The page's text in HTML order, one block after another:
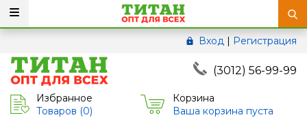
Вход | Регистрация
(3012) 56-99-99
Избранное
Товаров (0)
Корзина
Ваша корзина пуста